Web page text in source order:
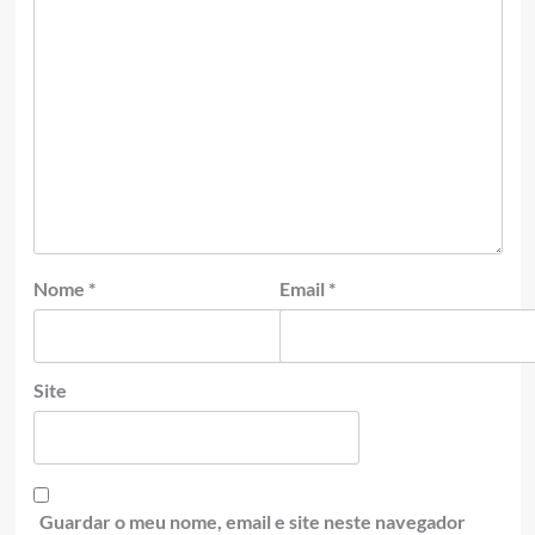
Nome * Email *
Site
Guardar o meu nome, email e site neste navegador